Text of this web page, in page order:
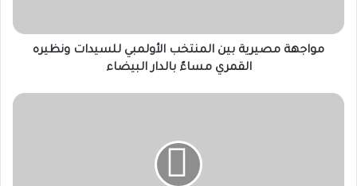
مساءً
مواجهة مصيرية بين المنتخب الأولمبي للسيدات ونظيره
القمري مساءً بالدار البيضاء
الشرطة